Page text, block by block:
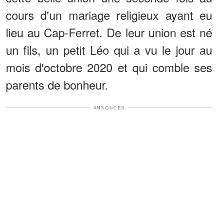
cours d'un mariage religieux ayant eu
lieu au Cap-Ferret. De leur union est né
un fils, un petit Léo qui a vu le jour au
mois d'octobre 2020 et qui comble ses
parents de bonheur.
ANNONCES